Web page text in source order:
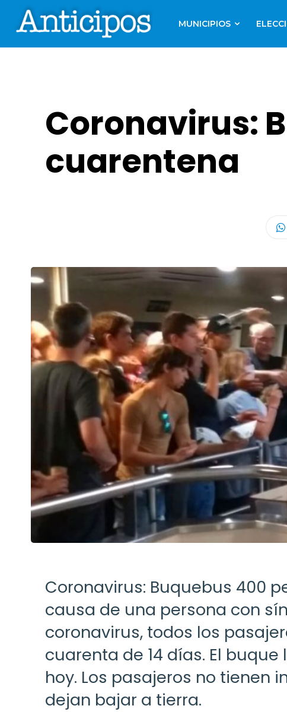
MUNICIPIOS
Coronavirus:
cuarentena
Coronavirus: Buquebus 400
causa de una persona con
coronavirus, todos los
cuarenta de 14 días. El
hoy. Los pasajeros no tienen
dejan bajar a tierra.